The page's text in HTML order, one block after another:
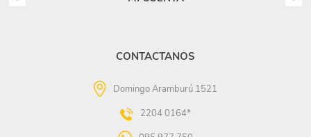
CONTACTANOS
Domingo Aramburú 1521
2204 0164*